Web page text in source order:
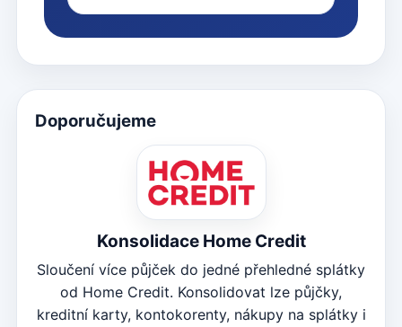
Doporučujeme
Konsolidace Home Credit
Sloučení více půjček do jedné přehledné splátky
od Home Credit. Konsolidovat lze půjčky,
kreditní karty, kontokorenty, nákupy na splátky i